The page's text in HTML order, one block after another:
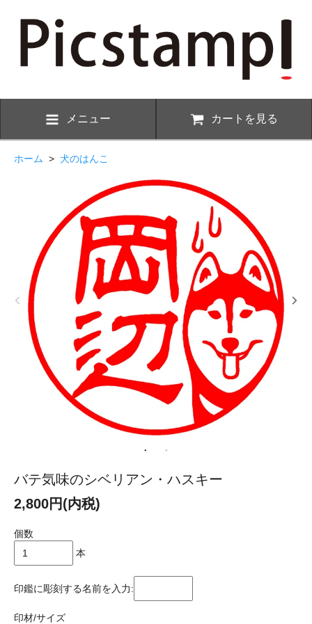
メニュー カートを見る
ホーム > 犬のはんこ
バテ気味のシベリアン・ハスキー
2,800円(内税)
個数
本
印鑑に彫刻する名前を入力:
印材/サイズ